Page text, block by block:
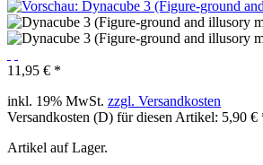
11,95 € *
inkl. 19% MwSt. zzgl. Versandkosten
Versandkosten (D) für diesen Artikel: 5,90 €
Artikel auf Lager.